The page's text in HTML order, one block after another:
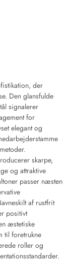
der
Den glansfulde
signalerer
for
elegant og
skarpe,
og attraktive
passer næsten
af rustfrit
positivt
æstetiske
til foretrukne
roller og